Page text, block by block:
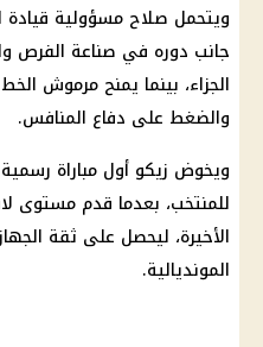
ويتحمل صلاح مسؤولية قيادة
جانب دوره في صناعة الفرص
الجزاء، بينما يمنح مرموش
والضغط على دفاع المنافس.
ويخوض زيكو أول مباراة
للمنتخب، بعدما قدم مستوى
الأخيرة، ليحصل على ثقة
المونديالية.